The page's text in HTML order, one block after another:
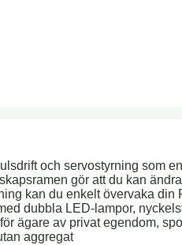
och servostyrning som
gör att du kan
kan du enkelt övervaka din
dubbla LED-lampor,
ägare av privat egendom,
aggregat